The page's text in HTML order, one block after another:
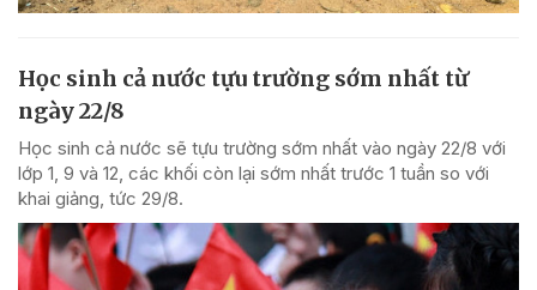
Học sinh cả nước tựu trường sớm nhất từ
ngày 22/8
Học sinh cả nước sẽ tựu trường sớm nhất vào ngày 22/8 với
lớp 1, 9 và 12, các khối còn lại sớm nhất trước 1 tuần so với
khai giảng, tức 29/8.